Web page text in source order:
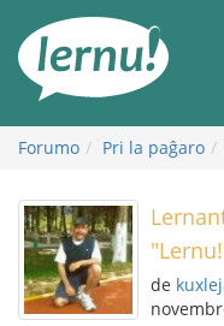
enhavo
Forumo Pri la paĝaro
de